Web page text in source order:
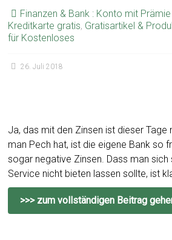
Finanzen & Bank : Konto mit
Kreditkarte gratis, Gratisartikel &
für Kostenloses
26. Juli 2018
Ja, das mit den Zinsen ist dieser Tage
man Pech hat, ist die eigene Bank so
sogar negative Zinsen. Dass man sich
Service nicht bieten lassen sollte, ist
>>> zum vollständigen Beitrag